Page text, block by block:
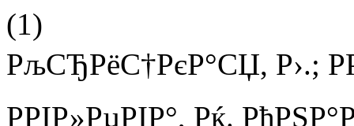
(1)
РљСЂРёС†РєР°СЏ, Р›.;
РРІР»РµРІР°, Рќ.